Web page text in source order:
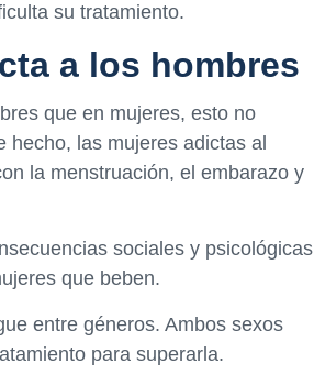
su tratamiento.
a los hombres
que en mujeres, esto no
hecho, las mujeres adictas al
la menstruación, el embarazo y
sociales y psicológicas
que beben.
entre géneros. Ambos sexos
para superarla.